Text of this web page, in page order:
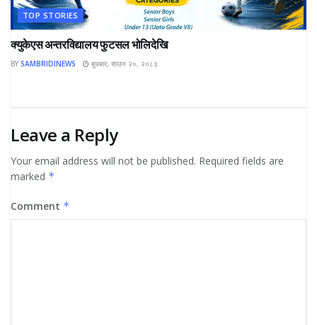
TOP STORIES
क्युकेएस अन्तरविद्यालय फुटसल भोलिदेखि
BY SAMBRIDINEWS बुधबार, साउन २०, २०८३
Leave a Reply
Your email address will not be published. Required fields are
marked *
Comment *